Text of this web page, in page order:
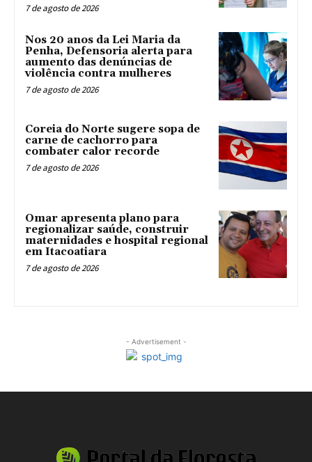
7 de agosto de 2026
Nos 20 anos da Lei Maria da
Penha, Defensoria alerta para
aumento das denúncias de
violência contra mulheres
7 de agosto de 2026
Coreia do Norte sugere sopa de
carne de cachorro para
combater calor recorde
7 de agosto de 2026
Omar apresenta plano para
regionalizar saúde, construir
maternidades e hospital regional
em Itacoatiara
7 de agosto de 2026
- Advertisement -